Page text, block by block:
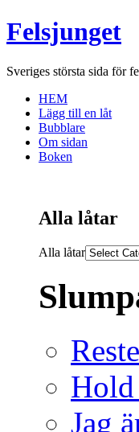
Felsjunget
Sveriges största sida för
HEM
Lägg till en låt
Bubblare
Om sidan
Boken
Alla låtar
Alla låtar
Jag